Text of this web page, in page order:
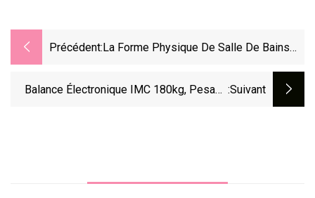
Précédent:La Forme Physique De Salle De Bains
Affichage Balance La Balance De Graisse
Balance Électronique IMC 180kg, Pesage :suivant